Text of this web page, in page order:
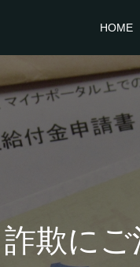
HOME
欺にご